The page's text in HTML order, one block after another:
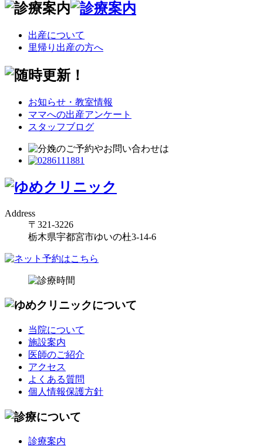
出産について
里帰り出産の方へ
お知らせ・教室情報
ママへの出産アンケート
スタッフブログ
Address
〒321-3226
栃木県宇都宮市ゆいの杜3-14-6
当院について
施設案内
医師のご紹介
アクセス
よくある質問
個人情報保護方針
診療案内